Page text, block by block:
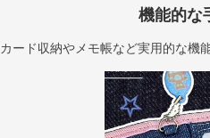
機能的な
カード収納やメモ帳など実用的な機